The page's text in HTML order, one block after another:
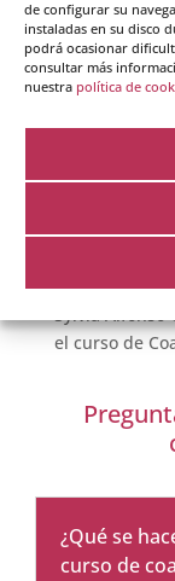
de configurar su
instaladas en su disco
podrá ocasionar
consultar más
nuestra política de
en Coaching
Sylvia Alfonso
el curso de
¿Qué se
curso de